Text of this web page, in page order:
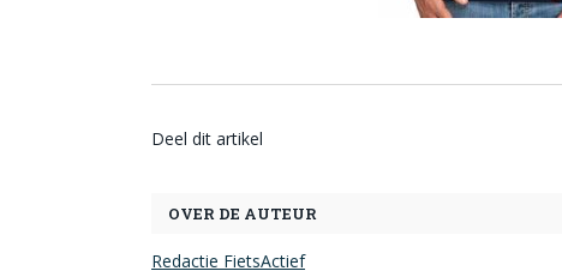
Deel dit artikel
OVER DE AUTEUR
Redactie FietsActief